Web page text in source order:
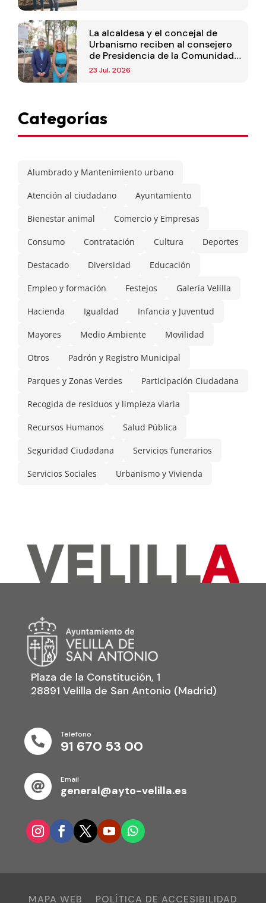
La alcaldesa y el concejal de
Urbanismo reciben al consejero
de Presidencia de la Comunidad
de Madrid
23 Jul, 2026
Categorías
Alumbrado y Mantenimiento urbano
Atención al ciudadano Ayuntamiento
Bienestar animal Comercio y Empresas
Consumo Contratación Cultura Deportes
Destacado Diversidad Educación
Empleo y formación Festejos Galería Velilla
Hacienda Igualdad Infancia y Juventud
Mayores Medio Ambiente Movilidad
Otros Padrón y Registro Municipal
Parques y Zonas Verdes Participación Ciudadana
Recogida de residuos y limpieza viaria
Recursos Humanos Salud Pública
Seguridad Ciudadana Servicios funerarios
Servicios Sociales Urbanismo y Vivienda
Plaza de la Constitución, 1
28891 Velilla de San Antonio (Madrid)

Telefono
91 670 53 00

Email
general@ayto-velilla.es
MAPA WEB POLÍTICA DE ACCESIBILIDAD